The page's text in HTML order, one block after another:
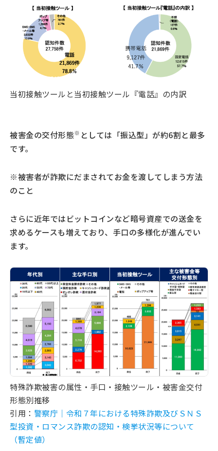
当初接触ツールと当初接触ツール『電話』の内訳
被害金の交付形態※ としては「振込型」が約6割と最多
です。
※被害者が詐欺にだまされてお金を渡してしまう方法
のこと
さらに近年ではビットコインなど暗号資産での送金を
求めるケースも増えており、手口の多様化が進んでい
ます。
特殊詐欺被害の属性・手口・接触ツール・被害金交付
形態別推移
引用： 警察庁｜令和７年における特殊詐欺及びＳＮＳ
型投資・ロマンス詐欺の認知・検挙状況等について
（暫定値）